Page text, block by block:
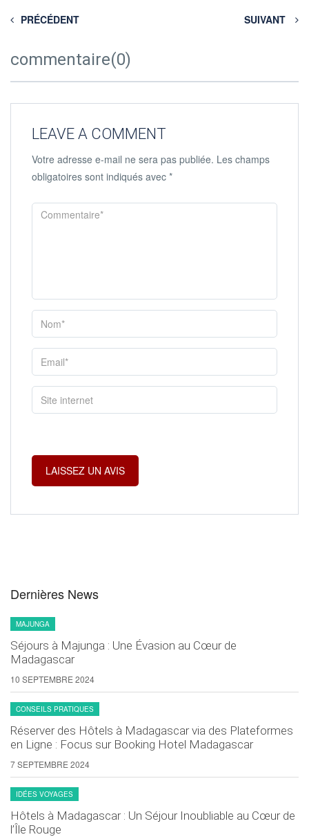
PRÉCÉDENT SUIVANT
commentaire(0)
LEAVE A COMMENT
Votre adresse e-mail ne sera pas publiée. Les champs
obligatoires sont indiqués avec *
Dernières News
MAJUNGA
Séjours à Majunga : Une Évasion au Cœur de
Madagascar
10 SEPTEMBRE 2024
CONSEILS PRATIQUES
Réserver des Hôtels à Madagascar via des Plateformes
en Ligne : Focus sur Booking Hotel Madagascar
7 SEPTEMBRE 2024
IDÉES VOYAGES
Hôtels à Madagascar : Un Séjour Inoubliable au Cœur de
l’Île Rouge